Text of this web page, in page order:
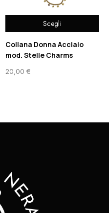
Scegli
Collana Donna Acciaio
mod. Stelle Charms
20,00 €